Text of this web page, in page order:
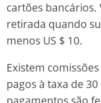
cartões bancários.
retirada quando
menos US $ 10.
Existem
pagos à taxa de